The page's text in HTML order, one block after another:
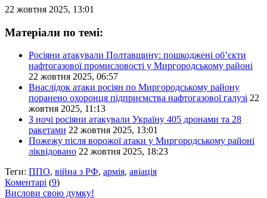
22 жовтня 2025, 13:01
Матеріали по темі:
Росіяни атакували Полтавщину: пошкоджені об’єкти
нафтогазової промисловості у Миргородському районі
22 жовтня 2025, 06:57
Внаслідок атаки росіян по Миргородському району
поранено охоронця підприємства нафтогазової галузі 22
жовтня 2025, 11:13
З ночі росіяни атакували Україну 405 дронами та 28
ракетами 22 жовтня 2025, 13:01
Пожежу після ворожої атаки у Миргородському районі
ліквідовано 22 жовтня 2025, 18:23
Теги: ППО, війна з РФ, армія, авіація
Коментарі (9)
Вислови свою думку!